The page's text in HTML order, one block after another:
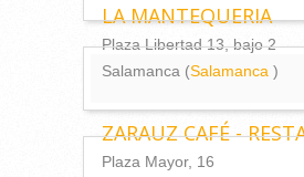
LA MANTEQUERIA
Plaza Libertad 13, bajo 2
Salamanca (Salamanca )
ZARAUZ CAFÉ -
Plaza Mayor, 16